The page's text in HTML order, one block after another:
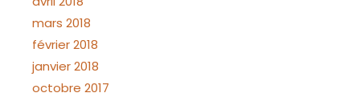
mars 2018
février 2018
janvier 2018
octobre 2017